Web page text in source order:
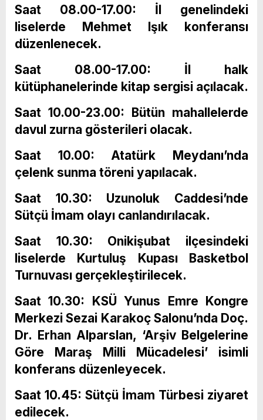
Saat 08.00-17.00: İl genelindeki
liselerde Mehmet Işık konferansı
düzenlenecek.
Saat 08.00-17.00: İl halk
kütüphanelerinde kitap sergisi açılacak.
Saat 10.00-23.00: Bütün mahallelerde
davul zurna gösterileri olacak.
Saat 10.00: Atatürk Meydanı’nda
çelenk sunma töreni yapılacak.
Saat 10.30: Uzunoluk Caddesi’nde
Sütçü İmam olayı canlandırılacak.
Saat 10.30: Onikişubat ilçesindeki
liselerde Kurtuluş Kupası Basketbol
Turnuvası gerçekleştirilecek.
Saat 10.30: KSÜ Yunus Emre Kongre
Merkezi Sezai Karakoç Salonu’nda Doç.
Dr. Erhan Alparslan, ‘Arşiv Belgelerine
Göre Maraş Milli Mücadelesi’ isimli
konferans düzenleyecek.
Saat 10.45: Sütçü İmam Türbesi ziyaret
edilecek.